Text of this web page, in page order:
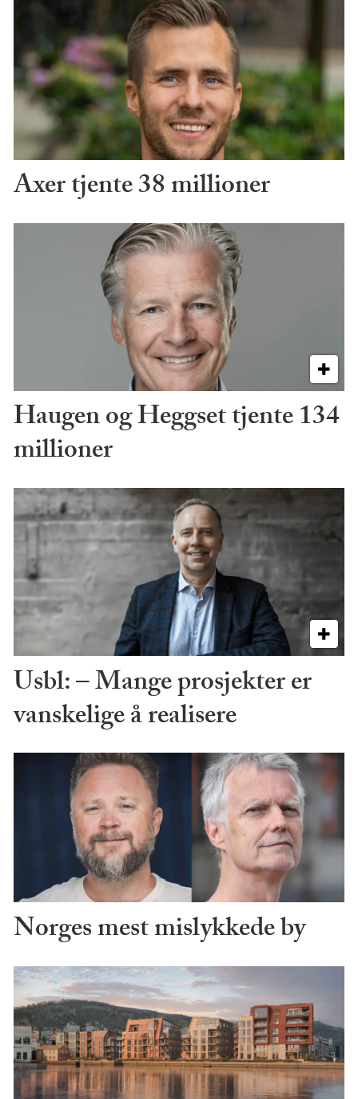
Axer tjente 38 millioner
Haugen og Heggset tjente 134
millioner
Usbl: – Mange prosjekter er
vanskelige å realisere
Norges mest mislykkede by